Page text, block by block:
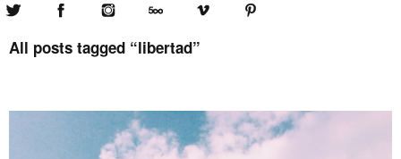
All posts tagged “libertad”